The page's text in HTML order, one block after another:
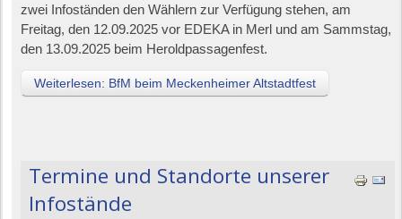
zwei Infoständen den Wählern zur Verfügung stehen, am
Freitag, den 12.09.2025 vor EDEKA in Merl und am Sammstag,
den 13.09.2025 beim Heroldpassagenfest.
Weiterlesen: BfM beim Meckenheimer Altstadtfest
Termine und Standorte unserer
Infostände